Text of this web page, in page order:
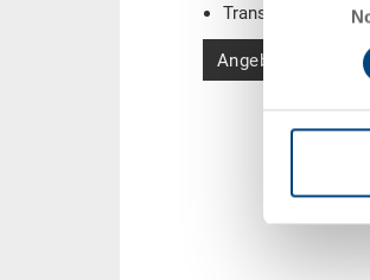
Transponder
Angebot anfordern